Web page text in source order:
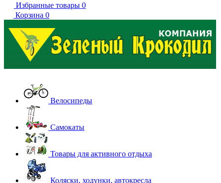
Избранные товары 0
Корзина 0
Велосипеды
Самокаты
Товары для активного отдыха
Коляски, ходунки, автокресла